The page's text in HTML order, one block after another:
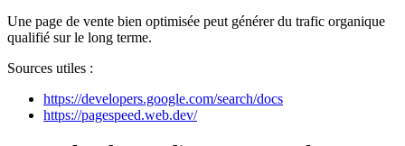
Une page de vente bien optimisée peut générer du trafic organique
qualifié sur le long terme.
Sources utiles :
https://developers.google.com/search/docs
https://pagespeed.web.dev/